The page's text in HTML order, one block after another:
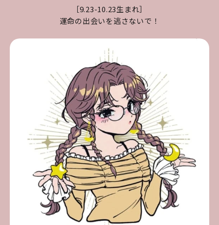
［9.23-10.23生まれ］
運命の出会いを逃さないで！